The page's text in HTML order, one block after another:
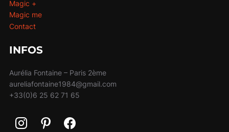
Magic +
Magic me
Contact
INFOS
Aurélia Fontaine – Paris 2ème
aureliafontaine1984@gmail.com
+33(0)6 25 62 71 65